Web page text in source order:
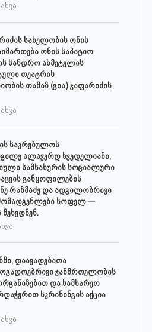
სახელობის ონის
ონის საპატიო
სანდრო ახმეტელის
თეატრის
თამაზ (გია) ჯაფარიძის
საკრებულოს
ალავერდ ხვედელიანი,
სამსახურის სოციალური
განყოფილების
რაზმაძე და ადგილობრივი
სოფელ —
დაავადებათა
ჯანმრთელობის
და სამხარეო
სკრინინგის აქცია